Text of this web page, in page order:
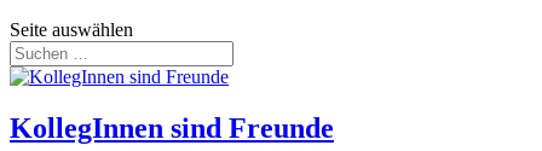
Seite auswählen
KollegInnen sind Freunde